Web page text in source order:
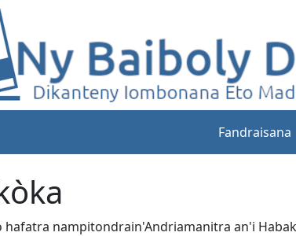
Fandraisana
hafatra nampitondrain'Andriamanitra an'i